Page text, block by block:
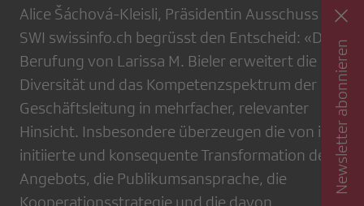
Alice Šáchová-Kleisli, Präsidentin Ausschuss
SWI swissinfo.ch begrüsst den Entscheid: «Die
Berufung von Larissa M. Bieler erweitert die
Diversität und das Kompetenzspektrum der
Geschäftsleitung in mehrfacher, relevanter
Hinsicht. Insbesondere überzeugen die von ihr
initiierte und konsequente Transformation des
Angebots, die Publikumsansprache, die
Kooperationsstrategie und die davon
Newsletter abonnieren